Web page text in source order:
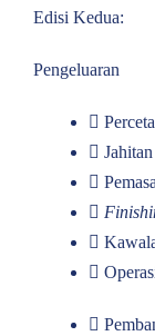
Edisi Kedua:
Pengeluaran
Jahitan